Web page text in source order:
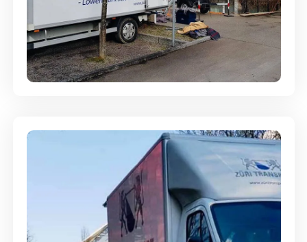
Entsorgung & Räumung